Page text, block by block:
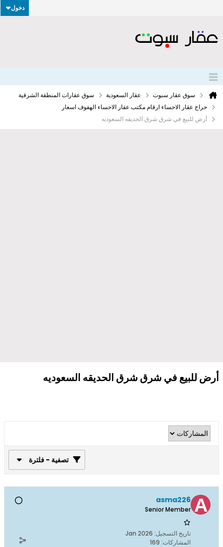
دخول
سوق عقار سبوت عقار السعودية
سوق عقارات المنطقة الشرقية
حراج عقار الاحساء ارقام مكتب عقار الاحساء الهفوف اسعار
أرض للبيع في شرق شرق الحديقه السعوديه
أرض للبيع في شرق شرق الحديقه السعوديه
تصفية - فلترة
asma226
Senior Member
تاريخ التسجيل: Jan 2026
المشاركات: 169